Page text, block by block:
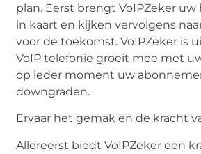
plan. Eerst brengt VoIPZeker
in kaart en kijken vervolgens
voor de toekomst. VoIPZeker is
VoIP telefonie groeit mee met
op ieder moment uw
downgraden.
Ervaar het gemak en de kracht
Allereerst biedt VoIPZeker een